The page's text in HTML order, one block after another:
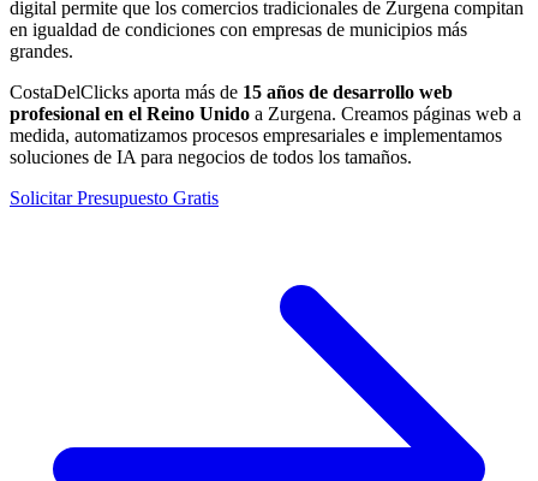
digital permite que los comercios tradicionales de Zurgena compitan
en igualdad de condiciones con empresas de municipios más
grandes.
CostaDelClicks aporta más de 15 años de desarrollo web
profesional en el Reino Unido a Zurgena. Creamos páginas web a
medida, automatizamos procesos empresariales e implementamos
soluciones de IA para negocios de todos los tamaños.
Solicitar Presupuesto Gratis